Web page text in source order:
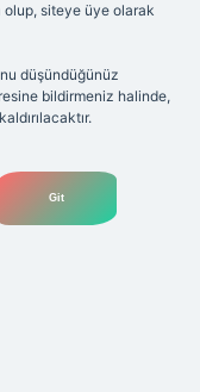
olup, siteye üye olarak
düşündüğünüz
bildirmeniz halinde,